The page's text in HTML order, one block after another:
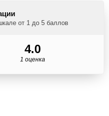
от 1 до 5 баллов
4.0
1 оценка